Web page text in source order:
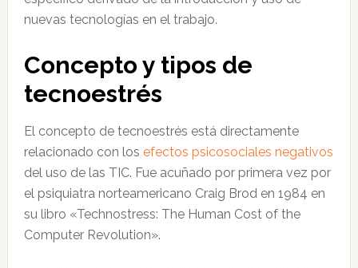
nuevas tecnologías en el trabajo.
Concepto y tipos de
tecnoestrés
El concepto de tecnoestrés está directamente
relacionado con los efectos psicosociales negativos
del uso de las TIC. Fue acuñado por primera vez por
el psiquiatra norteamericano Craig Brod en 1984 en
su libro «Technostress: The Human Cost of the
Computer Revolution».